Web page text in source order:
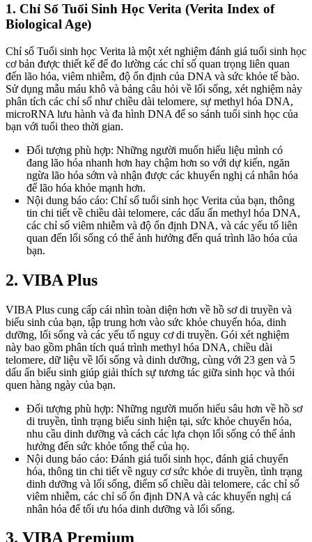
1. Chỉ Số Tuổi Sinh Học Verita (Verita Index of
Biological Age)
Chỉ số Tuổi sinh học Verita là một xét nghiệm đánh giá tuổi sinh học
cơ bản được thiết kế để đo lường các chỉ số quan trọng liên quan
đến lão hóa, viêm nhiễm, độ ổn định của DNA và sức khỏe tế bào.
Sử dụng mẫu máu khô và bảng câu hỏi về lối sống, xét nghiệm này
phân tích các chỉ số như chiều dài telomere, sự methyl hóa DNA,
microRNA lưu hành và đa hình DNA để so sánh tuổi sinh học của
bạn với tuổi theo thời gian.
Đối tượng phù hợp: Những người muốn hiểu liệu mình có
đang lão hóa nhanh hơn hay chậm hơn so với dự kiến, ngăn
ngừa lão hóa sớm và nhận được các khuyến nghị cá nhân hóa
để lão hóa khỏe mạnh hơn.
Nội dung báo cáo: Chỉ số tuổi sinh học Verita của bạn, thông
tin chi tiết về chiều dài telomere, các dấu ấn methyl hóa DNA,
các chỉ số viêm nhiễm và độ ổn định DNA, và các yếu tố liên
quan đến lối sống có thể ảnh hưởng đến quá trình lão hóa của
bạn.
2. VIBA Plus
VIBA Plus cung cấp cái nhìn toàn diện hơn về hồ sơ di truyền và
biểu sinh của bạn, tập trung hơn vào sức khỏe chuyển hóa, dinh
dưỡng, lối sống và các yếu tố nguy cơ di truyền. Gói xét nghiệm
này bao gồm phân tích quá trình methyl hóa DNA, chiều dài
telomere, dữ liệu về lối sống và dinh dưỡng, cùng với 23 gen và 5
dấu ấn biểu sinh giúp giải thích sự tương tác giữa sinh học và thói
quen hàng ngày của bạn.
Đối tượng phù hợp: Những người muốn hiểu sâu hơn về hồ sơ
di truyền, tình trạng biểu sinh hiện tại, sức khỏe chuyển hóa,
nhu cầu dinh dưỡng và cách các lựa chọn lối sống có thể ảnh
hưởng đến sức khỏe tổng thể của họ.
Nội dung báo cáo: Đánh giá tuổi sinh học, đánh giá chuyển
hóa, thông tin chi tiết về nguy cơ sức khỏe di truyền, tình trạng
dinh dưỡng và lối sống, điểm số chiều dài telomere, các chỉ số
viêm nhiễm, các chỉ số ổn định DNA và các khuyến nghị cá
nhân hóa để tối ưu hóa dinh dưỡng và lối sống.
3. VIBA Premium